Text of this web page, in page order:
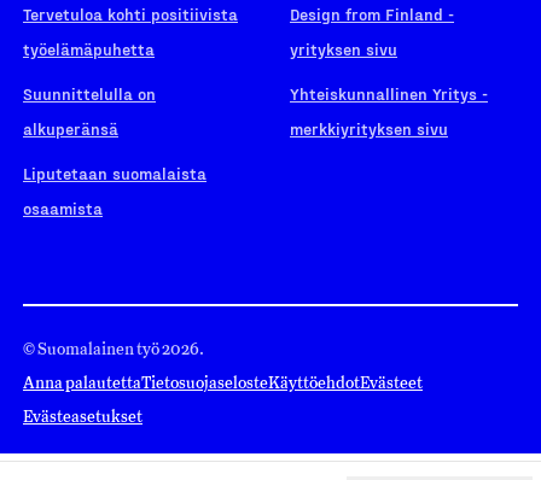
Tervetuloa kohti positiivista
työelämäpuhetta
Suunnittelulla on
alkuperänsä
Liputetaan suomalaista
osaamista
Design from Finland -
yrityksen sivu
Yhteiskunnallinen Yritys -
merkkiyrityksen sivu
© Suomalainen työ 2026.
Anna palautettaTietosuojaselosteKäyttöehdotEvästeet
Evästeasetukset